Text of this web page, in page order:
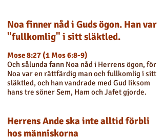
Noa finner nåd i Guds ögon. Han var
"fullkomlig" i sitt släktled.
Mose 8:27 (1 Mos 6:8-9)
Och sålunda fann Noa nåd i Herrens ögon, för
Noa var en rättfärdig man och fullkomlig i sitt
släktled, och han vandrade med Gud liksom
hans tre söner Sem, Ham och Jafet gjorde.
Herrens Ande ska inte alltid förbli
hos människorna